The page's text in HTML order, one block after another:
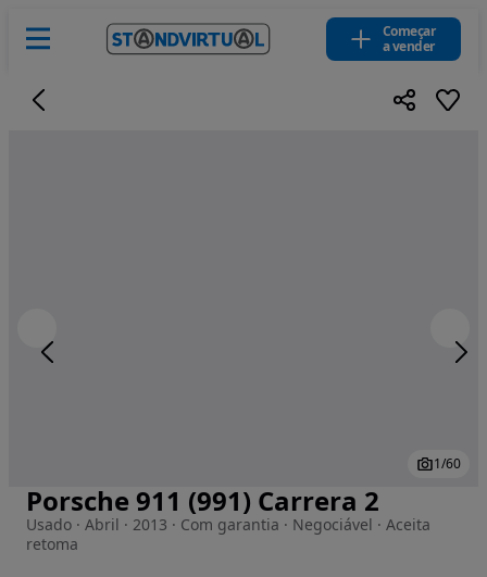
Começar
a vender
Imagem 1 de 60
1/60
Porsche 911 (991) Carrera 2
Usado · Abril · 2013 · Com garantia · Negociável · Aceita
retoma